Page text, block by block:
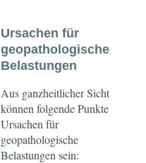
Ursachen für
geopathologische
Belastungen
Aus ganzheitlicher Sicht
können folgende Punkte
Ursachen für
geopathologische
Belastungen sein: